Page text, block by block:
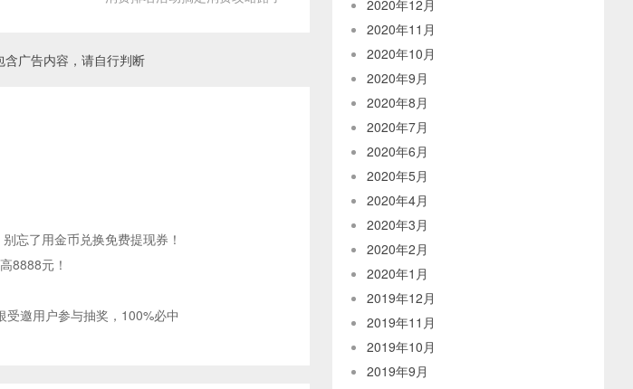
广告内容，请自行判断
忘了用金币兑换免费提现券！
8888元！
邀用户参与抽奖，100%必中
2020年12月
2020年11月
2020年10月
2020年9月
2020年8月
2020年7月
2020年6月
2020年5月
2020年4月
2020年3月
2020年2月
2020年1月
2019年12月
2019年11月
2019年10月
2019年9月